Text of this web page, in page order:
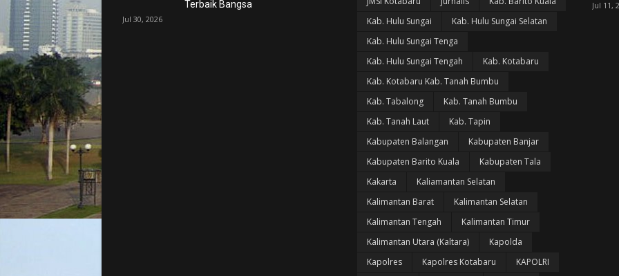
Terbaik Bangsa
Jul 30, 2026
Kab. Hulu Sungai
Kab. Hulu Sungai Selatan
Kab. Hulu Sungai Tenga
Kab. Hulu Sungai Tengah
Kab. Kotabaru
Kab. Kotabaru Kab. Tanah Bumbu
Kab. Tabalong
Kab. Tanah Bumbu
Kab. Tanah Laut
Kab. Tapin
Kabupaten Balangan
Kabupaten Banjar
Kabupaten Barito Kuala
Kabupaten Tala
Kakarta
Kaliamantan Selatan
Kalimantan Barat
Kalimantan Selatan
Kalimantan Tengah
Kalimantan Timur
Kalimantan Utara (Kaltara)
Kapolda
Kapolres
Kapolres Kotabaru
KAPOLRI
Jul 11,